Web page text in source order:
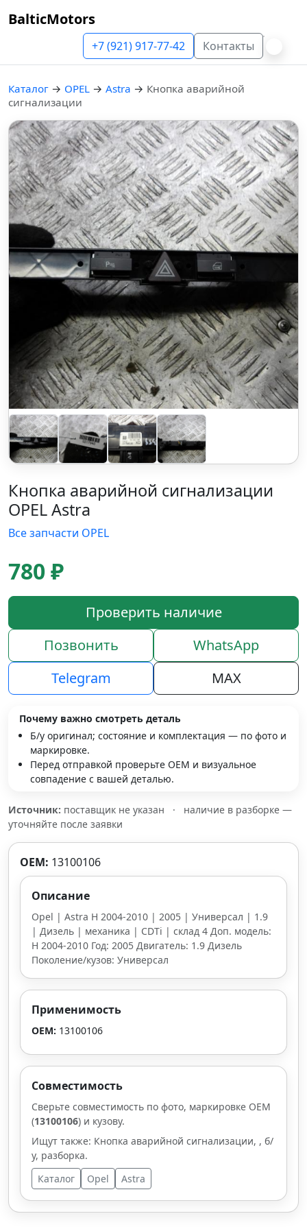
BalticMotors
+7 (921) 917-77-42 Контакты
Каталог → OPEL → Astra → Кнопка аварийной
сигнализации
Кнопка аварийной сигнализации
OPEL Astra
Все запчасти OPEL
780 ₽
Проверить наличие
Позвонить
WhatsApp
Telegram
MAX
Почему важно смотреть деталь
Б/у оригинал; состояние и комплектация — по фото и
маркировке.
Перед отправкой проверьте OEM и визуальное
совпадение с вашей деталью.
Источник: поставщик не указан ·
наличие в разборке —
уточняйте после заявки
OEM: 13100106
Описание
Opel | Astra H 2004-2010 | 2005 | Универсал | 1.9
| Дизель | механика | CDTi | склад 4 Доп. модель:
H 2004-2010 Год: 2005 Двигатель: 1.9 Дизель
Поколение/кузов: Универсал
Применимость
OEM: 13100106
Совместимость
Сверьте совместимость по фото, маркировке OEM
(13100106) и кузову.
Ищут также: Кнопка аварийной сигнализации, , б/
у, разборка.
Каталог
Opel Astra